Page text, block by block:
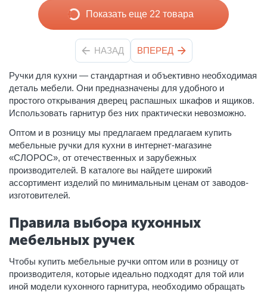
Ручки для кухни — стандартная и объективно необходимая
деталь мебели. Они предназначены для удобного и
простого открывания дверец распашных шкафов и ящиков.
Использовать гарнитур без них практически невозможно.
Оптом и в розницу мы предлагаем предлагаем купить
мебельные ручки для кухни в интернет-магазине
«СЛОРОС», от отечественных и зарубежных
производителей. В каталоге вы найдете широкий
ассортимент изделий по минимальным ценам от заводов-
изготовителей.
Правила выбора кухонных
мебельных ручек
Чтобы купить мебельные ручки оптом или в розницу от
производителя, которые идеально подходят для той или
иной модели кухонного гарнитура, необходимо обращать
Показать еще 22 товара
НАЗАД ВПЕРЕД